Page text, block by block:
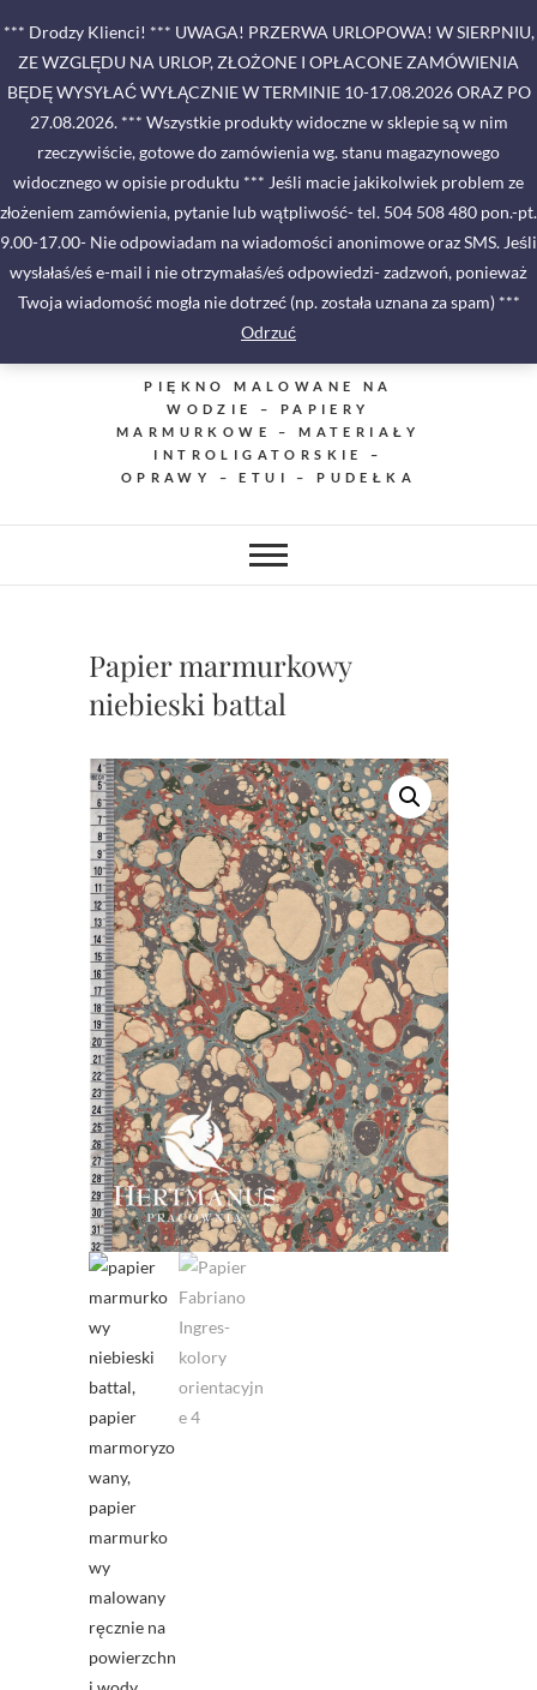
*** Drodzy Klienci! *** UWAGA! PRZERWA URLOPOWA! W SIERPNIU,
ZE WZGLĘDU NA URLOP, ZŁOŻONE I OPŁACONE ZAMÓWIENIA
BĘDĘ WYSYŁAĆ WYŁĄCZNIE W TERMINIE 10-17.08.2026 ORAZ PO
27.08.2026. *** Wszystkie produkty widoczne w sklepie są w nim
rzeczywiście, gotowe do zamówienia wg. stanu magazynowego
widocznego w opisie produktu *** Jeśli macie jakikolwiek problem ze
złożeniem zamówienia, pytanie lub wątpliwość- tel. 504 508 480 pon.-pt.
9.00-17.00- Nie odpowiadam na wiadomości anonimowe oraz SMS. Jeśli
wysłałaś/eś e-mail i nie otrzymałaś/eś odpowiedzi- zadzwoń, ponieważ
Twoja wiadomość mogła nie dotrzeć (np. została uznana za spam) ***
Odrzuć
content
PIĘKNO MALOWANE NA
WODZIE – PAPIERY
MARMURKOWE – MATERIAŁY
INTROLIGATORSKIE –
OPRAWY – ETUI – PUDEŁKA
Papier marmurkowy
niebieski battal